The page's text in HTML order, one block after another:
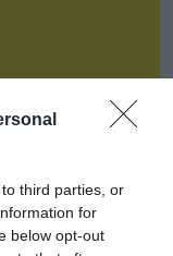
third parties, or
for
below opt-out